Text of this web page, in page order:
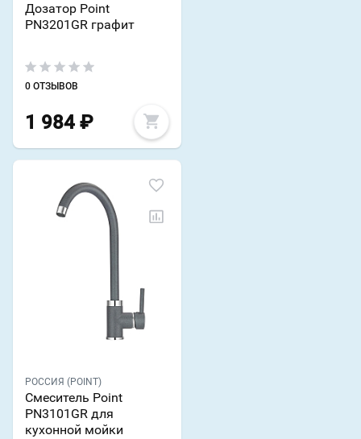
Дозатор Point
PN3201GR графит
0 ОТЗЫВОВ
1 984 ₽
РОССИЯ (POINT)
Смеситель Point
PN3101GR для
кухонной мойки